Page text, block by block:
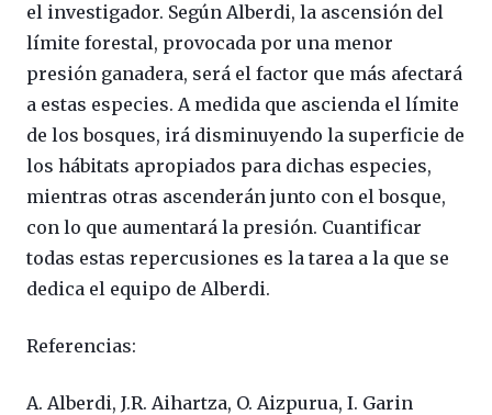
el investigador. Según Alberdi, la ascensión del
límite forestal, provocada por una menor
presión ganadera, será el factor que más afectará
a estas especies. A medida que ascienda el límite
de los bosques, irá disminuyendo la superficie de
los hábitats apropiados para dichas especies,
mientras otras ascenderán junto con el bosque,
con lo que aumentará la presión. Cuantificar
todas estas repercusiones es la tarea a la que se
dedica el equipo de Alberdi.
Referencias:
A. Alberdi, J.R. Aihartza, O. Aizpurua, I. Garin